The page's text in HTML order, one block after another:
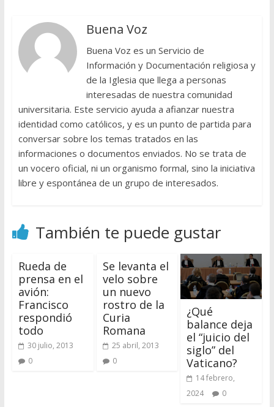
Buena Voz
Buena Voz es un Servicio de
Información y Documentación religiosa y
de la Iglesia que llega a personas
interesadas de nuestra comunidad
universitaria. Este servicio ayuda a afianzar nuestra
identidad como católicos, y es un punto de partida para
conversar sobre los temas tratados en las
informaciones o documentos enviados. No se trata de
un vocero oficial, ni un organismo formal, sino la iniciativa
libre y espontánea de un grupo de interesados.
También te puede gustar
Rueda de
prensa en el
avión:
Francisco
respondió
todo
30 julio, 2013
0
Se levanta el
velo sobre
un nuevo
rostro de la
Curia
Romana
25 abril, 2013
0
¿Qué
balance deja
el “juicio del
siglo” del
Vaticano?
14 febrero,
2024
0